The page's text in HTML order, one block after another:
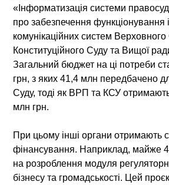
«Інформатизація системи
про забезпечення функціонування
комунікаційних систем Верховного
Конституційного Суду та Вищої
Загальний бюджет на ці потреби
грн, з яких 41,4 млн передбачено
Суду, тоді як ВРП та КСУ
млн грн.
При цьому інші органи отримають
фінансування. Наприклад, майже
на розроблення модуля
бізнесу та громадськості. Цей